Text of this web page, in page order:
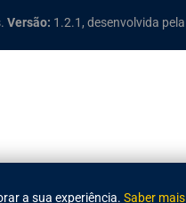
Versão: 1.2.1, desenvolvida pela
a sua experiência. Saber mais